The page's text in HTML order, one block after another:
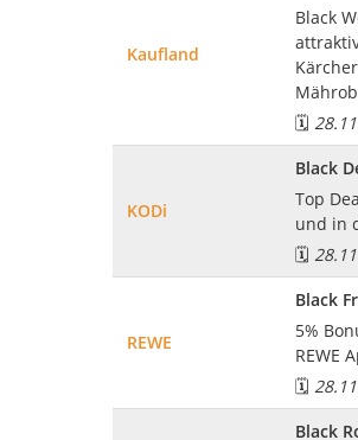
Kaufland
Black
🗓️
KODi
Black
Top
und in
🗓️
REWE
Black
5%
REWE
🗓️
Black